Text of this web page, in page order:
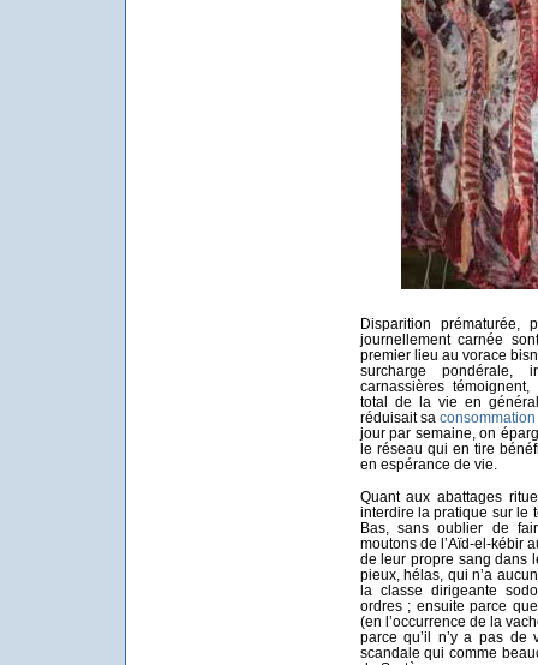
Disparition prématurée,
journellement carnée
premier lieu au vorace
surcharge pondérale,
carnassières témoignent,
total de la vie en
réduisait sa
jour par semaine, on
le réseau qui en tire
en espérance de vie.
Quant aux abattages
interdire la pratique sur le
Bas, sans oublier de
moutons de l’Aïd-el-kébir
de leur propre sang dans
pieux, hélas, qui n’a
la classe dirigeante
ordres ; ensuite parce
(en l’occurrence de la
parce qu’il n’y a pas de
scandale qui comme